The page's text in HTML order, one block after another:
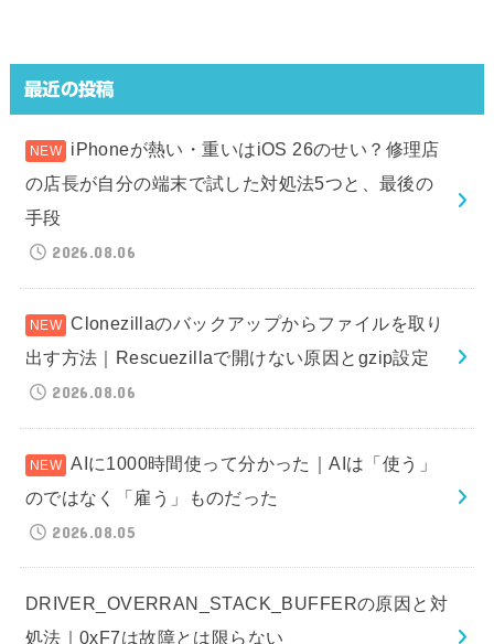
最近の投稿
iPhoneが熱い・重いはiOS 26のせい？修理店
の店長が自分の端末で試した対処法5つと、最後の
手段
2026.08.06
Clonezillaのバックアップからファイルを取り
出す方法｜Rescuezillaで開けない原因とgzip設定
2026.08.06
AIに1000時間使って分かった｜AIは「使う」
のではなく「雇う」ものだった
2026.08.05
DRIVER_OVERRAN_STACK_BUFFERの原因と対
処法｜0xF7は故障とは限らない